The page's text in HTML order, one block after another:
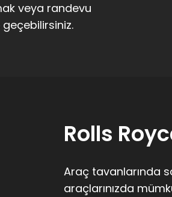
veya randevu
Rolls
Araç tavanlarında
araçlarınızda